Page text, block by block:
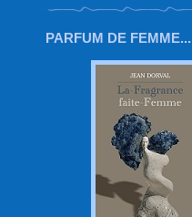
PARFUM DE FEMME...